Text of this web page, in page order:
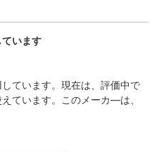
います
ています。現在は、評価中で
ています。このメーカ―は、